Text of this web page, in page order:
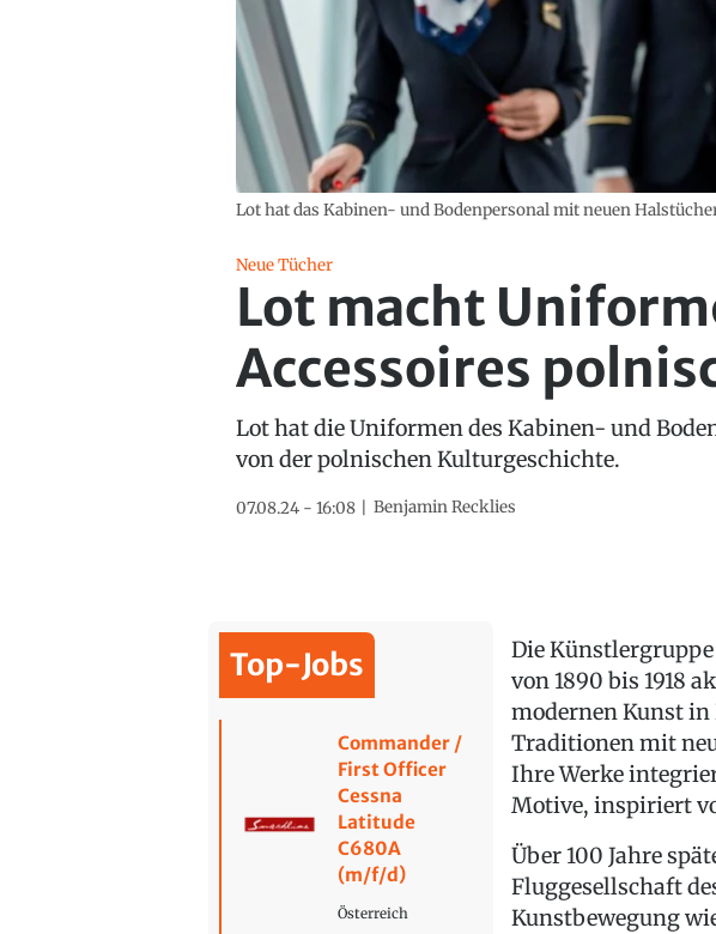
Lot hat das Kabinen- und Bodenpersonal mit neuen
Neue Tücher
Lot macht
Accessoires
Lot hat die Uniformen des Kabinen- und
von der polnischen Kulturgeschichte.
07.08.24 - 16:08 Benjamin Recklies
Top-Jobs
Commander /
First Officer
Cessna
Latitude
C680A
(m/f/d)
Österreich
Die Künstlergruppe
von 1890 bis 1918
modernen Kunst in
Traditionen mit
Ihre Werke
Motive, inspiriert
Über 100 Jahre
Fluggesellschaft
Kunstbewegung